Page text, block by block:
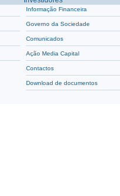
Informação Financeira
Governo da Sociedade
Comunicados
Ação Media Capital
Contactos
Download de documentos